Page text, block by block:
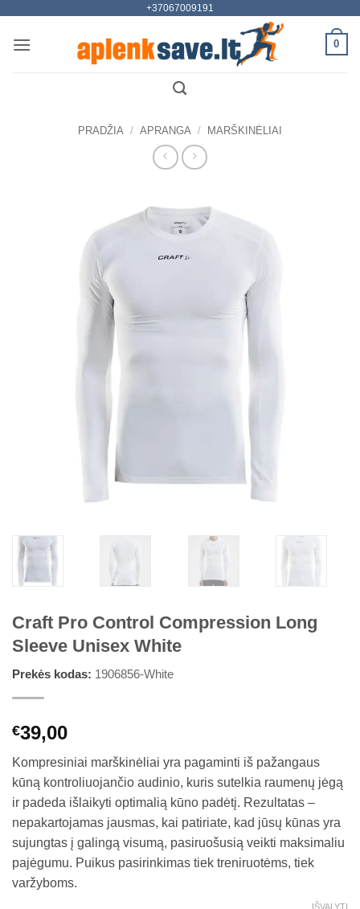
content
+37067009191
0
PRADŽIA / APRANGA / MARŠKINĖLIAI
Craft Pro Control Compression Long
Sleeve Unisex White
Prekės kodas: 1906856-White
€39,00
Kompresiniai marškinėliai yra pagaminti iš pažangaus
kūną kontroliuojančio audinio, kuris sutelkia raumenų jėgą
ir padeda išlaikyti optimalią kūno padėtį. Rezultatas –
nepakartojamas jausmas, kai patiriate, kad jūsų kūnas yra
sujungtas į galingą visumą, pasiruošusią veikti maksimaliu
pajėgumu. Puikus pasirinkimas tiek treniruotėms, tiek
varžyboms.
IŠVALYTI